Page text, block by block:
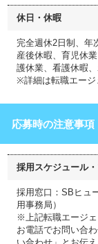
休日・休暇
完全週休2日制、年
産後休暇、育児休
護休業、看護休暇
※詳細は転職エージ
応募時の注意事項
採用スケジュール
採用窓口：SBヒュ
用事務局）
※上記転職エージェ
お電話でお問い合